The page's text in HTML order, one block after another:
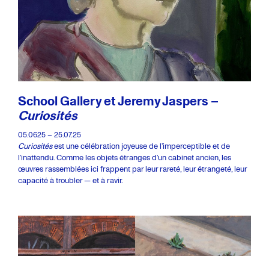
School Gallery et Jeremy Jaspers –
Curiosités
05.0625 – 25.07.25
Curiositésest une célébration joyeuse de l’imperceptible et de
l’inattendu. Comme les objets étranges d’un cabinet ancien, les
œuvres rassemblées ici frappent par leur rareté, leur étrangeté, leur
capacité à troubler — et à ravir.